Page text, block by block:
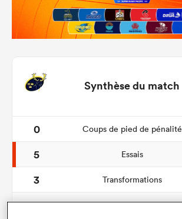
Synthèse du match
0 Coups de pied de pénalité
5
Essais
3
Transformations
0
Drops